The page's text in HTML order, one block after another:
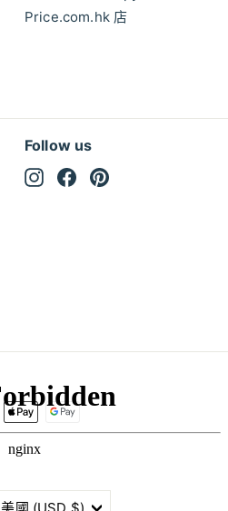
Price.com.hk 店
Follow us
InstagramFacebook